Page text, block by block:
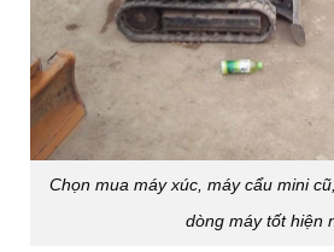
Chọn mua máy xúc, máy cẩu mini
dòng máy tốt hiện